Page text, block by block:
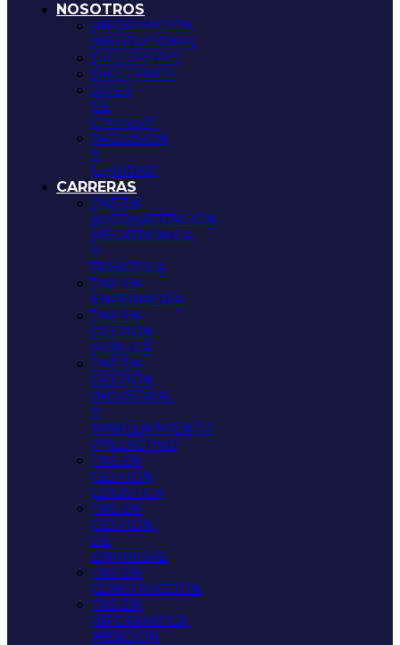
NOSOTROS
INFORMACIÓN
INSTITUCIONAL
DIRECTORIO
DIRECTIVOS
JEFES
DE
CARRERA
INCLUSIÓN
Y
EQUIDAD
CARRERAS
TNS EN
AUTOMATIZACIÓN,
MECATRÓNICA
Y
ROBÓTICA
TNS EN
ENFERMERÍA
TNS EN
GESTIÓN
PÚBLICA
TNS EN
GESTIÓN
INDUSTRIAL
Y
MANTENIMIENTO
PREDICTIVO
TNS EN
GESTIÓN
LOGÍSTICA
TNS EN
GESTIÓN
DE
EMPRESAS
TNS EN
CONSTRUCCIÓN
TNS EN
INFORMATICA
MENCIÓN